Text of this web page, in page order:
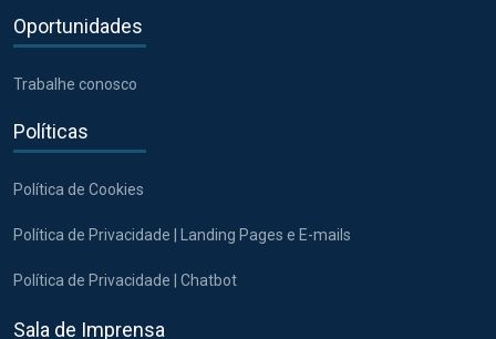
Oportunidades
Trabalhe conosco
Políticas
Política de Cookies
Política de Privacidade | Landing Pages e E-mails
Política de Privacidade | Chatbot
Sala de Imprensa